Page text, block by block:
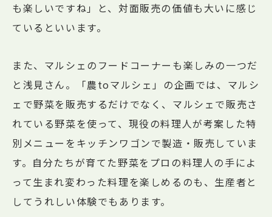
も楽しいですね」と、対面販売の価値も大いに感じ
ているといいます。
また、マルシェのフードコーナーも楽しみの一つだ
と浅見さん。「農toマルシェ」の企画では、マルシ
ェで野菜を販売するだけでなく、マルシェで販売さ
れている野菜を使って、現役の料理人が考案した特
別メニューをキッチンワゴンで製造・販売していま
す。自分たちが育てた野菜をプロの料理人の手によ
って生まれ変わった料理を楽しめるのも、生産者と
してうれしい体験でもあります。